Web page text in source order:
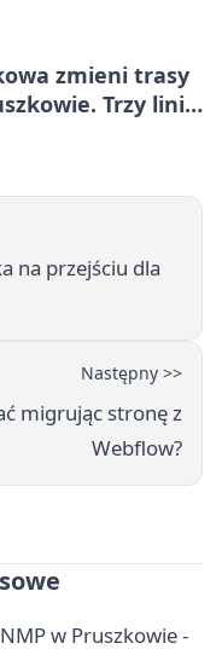
zmieni trasy
Trzy linie
na przejściu dla
Następny >>
migrując stronę z
Webflow?
w Pruszkowie -